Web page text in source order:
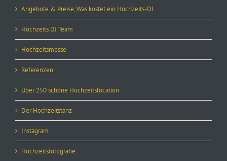
Angebote & Preise, Was kostet ein Hochzeits-DJ
Hochzeits DJ Team
Hochzeitsmesse
Referenzen
Über 250 schöne Hochzeitslocation
Der Hochzeitstanz
Instagram
Hochzeitsfotografie